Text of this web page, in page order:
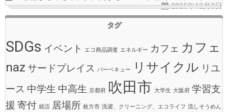
2025年12月3日
タグ
SDGs イベント エコ商品調査 エネルギー カフェ カフェ
naz サードプレイス バーベキュー リサイクル リユ
ース 中学生 中高生 京都府 吹田市 大学生 大阪府 学習支
援 寄付 就活 居場所 枚方市 洗濯、クリーニング、エコライフ 流しそうめん